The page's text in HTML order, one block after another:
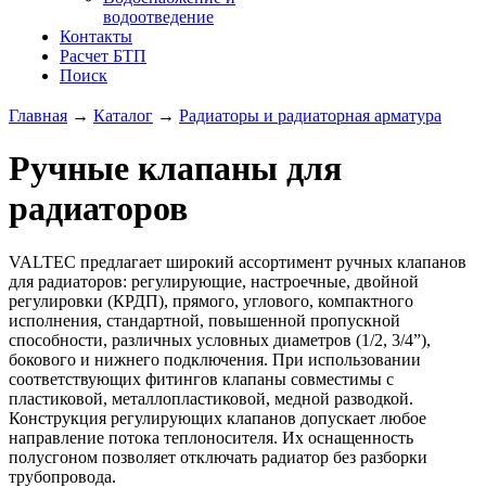
водоотведение
Контакты
Расчет БТП
Поиск
Главная → Каталог → Радиаторы и радиаторная арматура
Ручные клапаны для
радиаторов
VALTEC предлагает широкий ассортимент ручных клапанов
для радиаторов: регулирующие, настроечные, двойной
регулировки (КРДП), прямого, углового, компактного
исполнения, стандартной, повышенной пропускной
способности, различных условных диаметров (1/2, 3/4”),
бокового и нижнего подключения. При использовании
соответствующих фитингов клапаны совместимы с
пластиковой, металлопластиковой, медной разводкой.
Конструкция регулирующих клапанов допускает любое
направление потока теплоносителя. Их оснащенность
полусгоном позволяет отключать радиатор без разборки
трубопровода.